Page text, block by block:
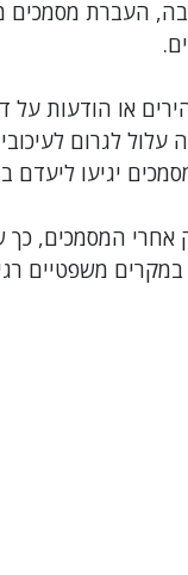
העברת מסמכים
או הודעות על
לגרום
יגיעו ליעדם
המסמכים, כך
במקרים משפטיים